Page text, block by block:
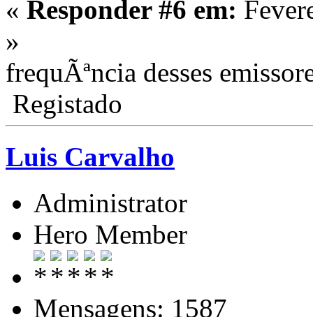
« Responder #6 em:
»
frequÃªncia desses
Registado
Luis Carvalho
Administrator
Hero Member
Mensagens: 1587